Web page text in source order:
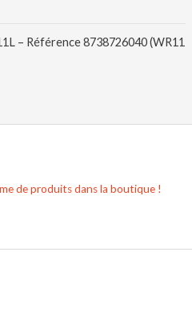
– Référence 8738726040 (WR11
de produits dans la boutique !